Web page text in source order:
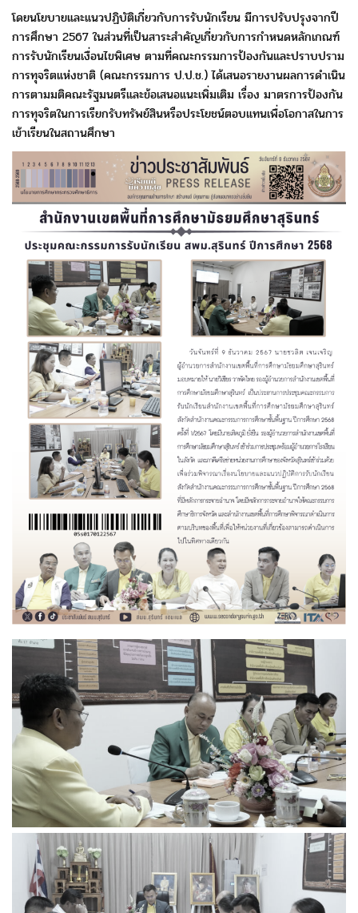
โดยนโยบายและแนวปฏิบัติเกี่ยวกับการรับนักเรียน มีการปรับปรุงจากปี
การศึกษา 2567 ในส่วนที่เป็นสาระสำคัญเกี่ยวกับการกำหนดหลักเกณฑ์
การรับนักเรียนเงื่อนไขพิเศษ ตามที่คณะกรรมการป้องกันและปราบปราม
การทุจริตแห่งชาติ (คณะกรรมการ ป.ป.ช.) ได้เสนอรายงานผลการดำเนิน
การตามมติคณะรัฐมนตรีและข้อเสนอแนะเพิ่มเติม เรื่อง มาตรการป้องกัน
การทุจริตในการเรียกรับทรัพย์สินหรือประโยชน์ตอบแทนเพื่อโอกาสในการ
เข้าเรียนในสถานศึกษา